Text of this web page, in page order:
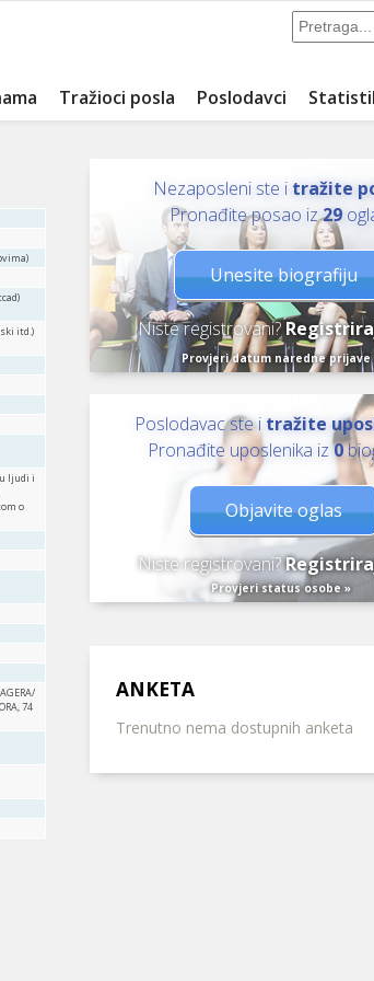
Tražioci posla Poslodavci
itd.)
ljudi i
o
74
Nezaposleni ste i tražite
Pronađite posao iz29
Unesite biografiju
Niste registrovani?
Provjeri datum naredne prijave
Poslodavac ste i tražite
Pronađite uposlenika iz0
Objavite oglas
Niste registrovani?
Provjeri status osobe »
ANKETA
Trenutno nema dostupnih anketa